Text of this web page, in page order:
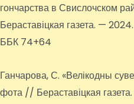
гончарства в Свислочском
Бераставіцкая газета. —
ББК 74+64
Ганчарова, С. «Велікодны
фота // Бераставіцкая